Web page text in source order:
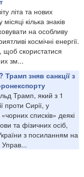
літа та нових
кілька знаків
на особливу
космічні енергії.
скористатися
зм...
зняв санкції з
Трамп, який з 1
проти Сирії, у
списків» деякі
та фізичних осіб,
з посиланням на
Управ...